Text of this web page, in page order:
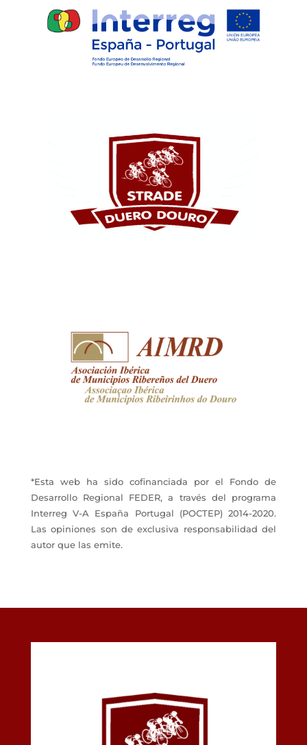
*Esta web ha sido cofinanciada por el Fondo de
Desarrollo Regional FEDER, a través del programa
Interreg V-A España Portugal (POCTEP) 2014-2020.
Las opiniones son de exclusiva responsabilidad del
autor que las emite.